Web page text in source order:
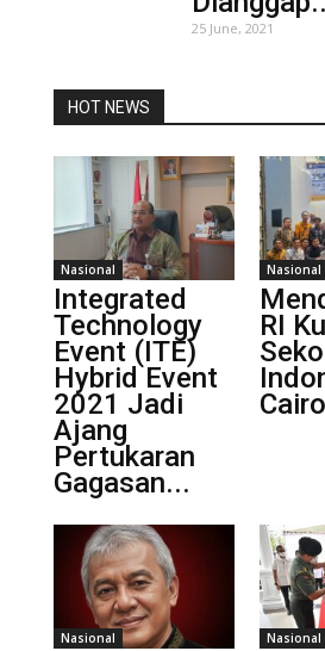
25 June, 2021
HOT NEWS
Nasional
Integrated
Technology
Event (ITE)
Hybrid Event
2021 Jadi
Ajang
Pertukaran
Gagasan...
Nasional
RI
Nasional Nasional